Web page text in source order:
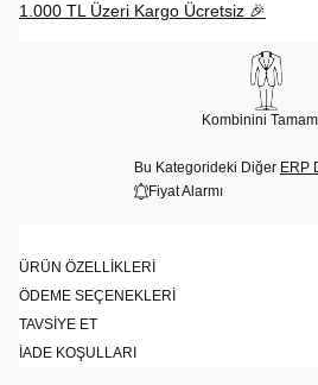
1.000 TL Üzeri Kargo Ücretsiz 🎉
Kombinini
Bu Kategorideki Diğer ERP
Fiyat Alarmı
ÜRÜN ÖZELLIKLERI
ÖDEME SEÇENEKLERI
TAVSIYE ET
İADE KOŞULLARI